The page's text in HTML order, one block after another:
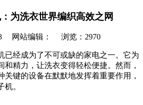
为洗衣世界编织高效之网
网站编辑： 浏览： 2970
已经成为了不可或缺的家电之一。它为
和精力，让洗衣变得轻松便捷。然而，
关键的设备在默默地发挥着重要作用，
。